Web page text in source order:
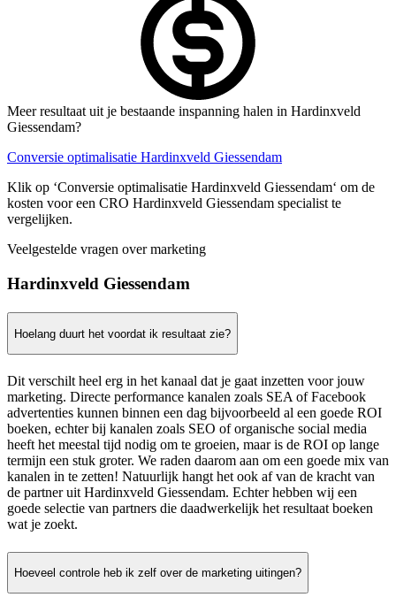
Meer resultaat uit je bestaande inspanning halen in Hardinxveld
Giessendam?
Conversie optimalisatie Hardinxveld Giessendam
Klik op ‘Conversie optimalisatie Hardinxveld Giessendam‘ om de
kosten voor een CRO Hardinxveld Giessendam specialist te
vergelijken.
Veelgestelde vragen over marketing
Hardinxveld Giessendam
Hoelang duurt het voordat ik resultaat zie?
Dit verschilt heel erg in het kanaal dat je gaat inzetten voor jouw
marketing. Directe performance kanalen zoals SEA of Facebook
advertenties kunnen binnen een dag bijvoorbeeld al een goede ROI
boeken, echter bij kanalen zoals SEO of organische social media
heeft het meestal tijd nodig om te groeien, maar is de ROI op lange
termijn een stuk groter. We raden daarom aan om een goede mix van
kanalen in te zetten! Natuurlijk hangt het ook af van de kracht van
de partner uit Hardinxveld Giessendam. Echter hebben wij een
goede selectie van partners die daadwerkelijk het resultaat boeken
wat je zoekt.
Hoeveel controle heb ik zelf over de marketing uitingen?